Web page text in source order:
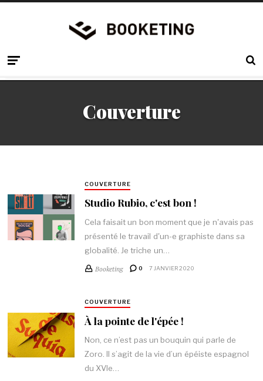
Couverture
COUVERTURE
Studio Rubio, c'est bon !
Cela faisait un bon moment que je n'avais pas
présenté le travail d'un-e graphiste dans sa
globalité. Je triche un…
Booketing 0 7 JANVIER 2020
COUVERTURE
À la pointe de l'épée !
Non, ce n’est pas un bouquin qui parle de
Zoro. Il s’agit de la vie d’un épéiste espagnol
du XVIe…